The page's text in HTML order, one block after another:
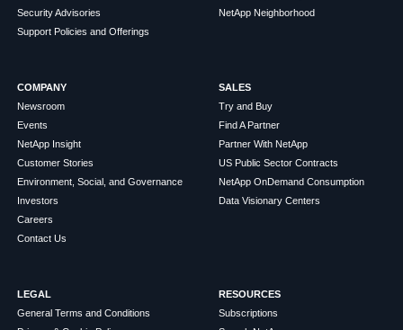
Security Advisories
Support Policies and Offerings
NetApp Neighborhood
COMPANY
Newsroom
Events
NetApp Insight
Customer Stories
Environment, Social, and Governance
Investors
Careers
Contact Us
SALES
Try and Buy
Find A Partner
Partner With NetApp
US Public Sector Contracts
NetApp OnDemand Consumption
Data Visionary Centers
LEGAL
General Terms and Conditions
RESOURCES
Subscriptions